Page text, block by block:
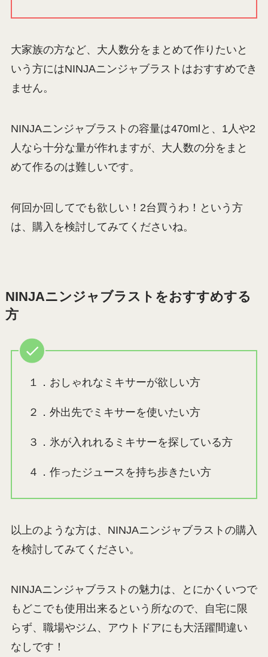
大家族の方など、大人数分をまとめて作りたいと
いう方にはNINJAニンジャブラストはおすすめでき
ません。
NINJAニンジャブラストの容量は470mlと、1人や2
人なら十分な量が作れますが、大人数の分をまと
めて作るのは難しいです。
何回か回してでも欲しい！2台買うわ！という方
は、購入を検討してみてくださいね。
NINJAニンジャブラストをおすすめする
方
１．おしゃれなミキサーが欲しい方
２．外出先でミキサーを使いたい方
３．氷が入れれるミキサーを探している方
４．作ったジュースを持ち歩きたい方
以上のような方は、NINJAニンジャブラストの購入
を検討してみてください。
NINJAニンジャブラストの魅力は、とにかくいつで
もどこでも使用出来るという所なので、自宅に限
らず、職場やジム、アウトドアにも大活躍間違い
なしです！